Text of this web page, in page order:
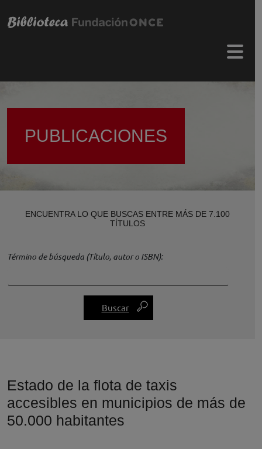
PUBLICACIONES
ENCUENTRA LO QUE BUSCAS ENTRE MÁS DE 7.100
TÍTULOS
Término de búsqueda (Título, autor o ISBN)
Estado de la flota de taxis
accesibles en municipios de más de
50.000 habitantes